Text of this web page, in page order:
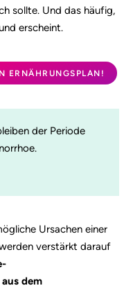
sollte. Und das häufig,
erscheint.
ERNÄHRUNGSPLAN!
der Periode
Ursachen einer
verstärkt darauf
aus dem